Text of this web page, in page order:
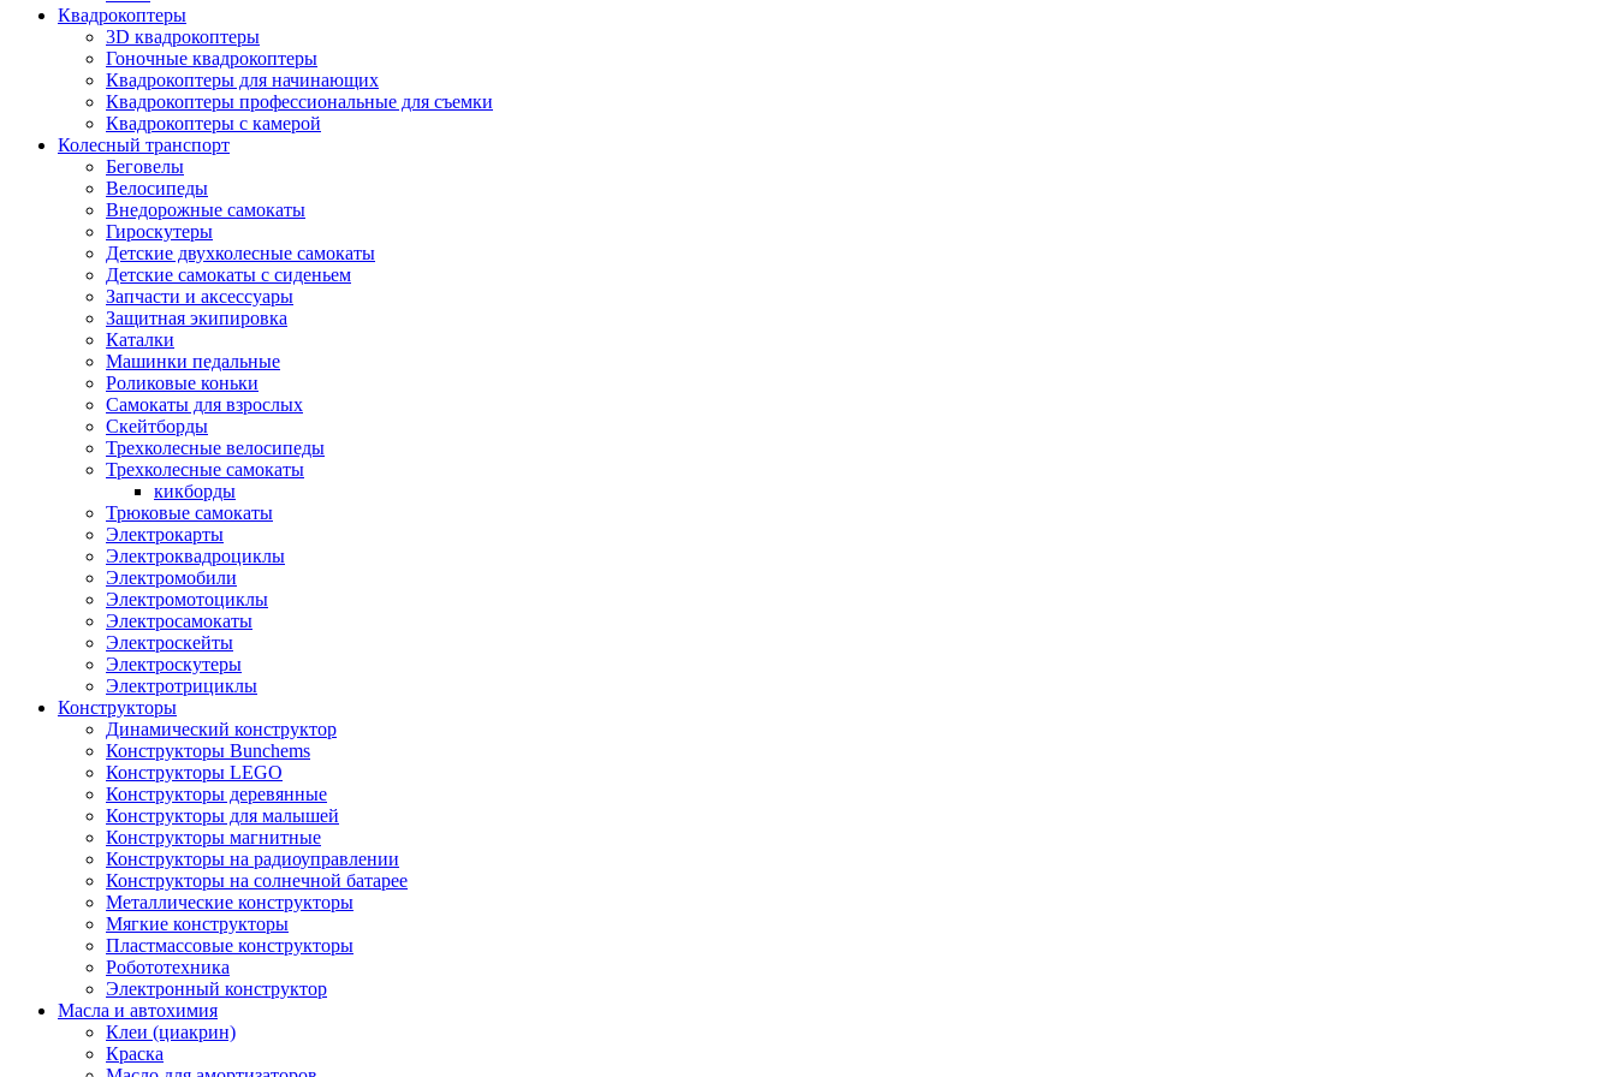
Квадрокоптеры
3D квадрокоптеры
Гоночные квадрокоптеры
Квадрокоптеры для начинающих
Квадрокоптеры профессиональные для съемки
Квадрокоптеры с камерой
Колесный транспорт
Беговелы
Велосипеды
Внедорожные самокаты
Гироскутеры
Детские двухколесные самокаты
Детские самокаты с сиденьем
Запчасти и аксессуары
Защитная экипировка
Каталки
Машинки педальные
Роликовые коньки
Самокаты для взрослых
Скейтборды
Трехколесные велосипеды
Трехколесные самокаты
кикборды
Трюковые самокаты
Электрокарты
Электроквадроциклы
Электромобили
Электромотоциклы
Электросамокаты
Электроскейты
Электроскутеры
Электротрициклы
Конструкторы
Динамический конструктор
Конструкторы Bunchems
Конструкторы LEGO
Конструкторы деревянные
Конструкторы для малышей
Конструкторы магнитные
Конструкторы на радиоуправлении
Конструкторы на солнечной батарее
Металлические конструкторы
Мягкие конструкторы
Пластмассовые конструкторы
Робототехника
Электронный конструктор
Масла и автохимия
Клеи (циакрин)
Краска